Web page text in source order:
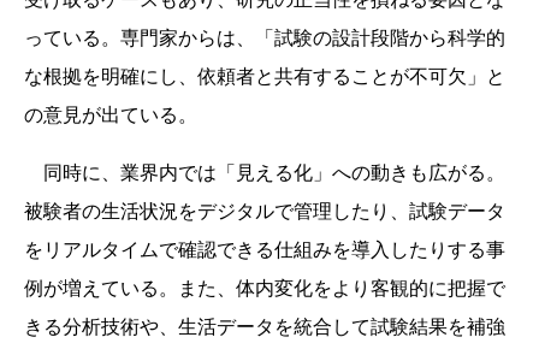
っている。専門家からは、「試験の設計段階から科学的
な根拠を明確にし、依頼者と共有することが不可欠」と
の意見が出ている。
同時に、業界内では「見える化」への動きも広がる。
被験者の生活状況をデジタルで管理したり、試験データ
をリアルタイムで確認できる仕組みを導入したりする事
例が増えている。また、体内変化をより客観的に把握で
きる分析技術や、生活データを統合して試験結果を補強